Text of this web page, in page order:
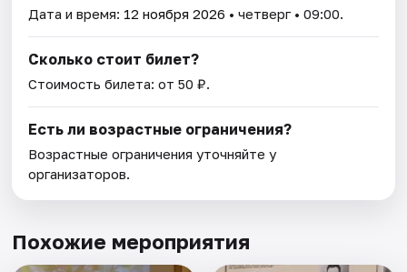
Дата и время: 12 ноября 2026 • четверг • 09:00.
Сколько стоит билет?
Стоимость билета: от 50 ₽.
Есть ли возрастные ограничения?
Возрастные ограничения уточняйте у
организаторов.
Похожие мероприятия